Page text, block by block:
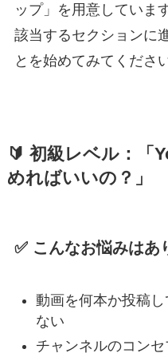
ップ」を用意しています
該当するセクションに
とを始めてみてください
🔰 初級レベル：「
めればいいの？」
✅ こんなお悩みはあ
動画を何本か投稿
ない
チャンネルのコン